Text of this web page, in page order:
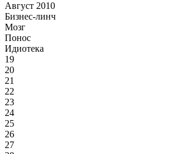
Август 2010
Бизнес-линч
Мозг
Понос
Идиотека
19
20
21
22
23
24
25
26
27